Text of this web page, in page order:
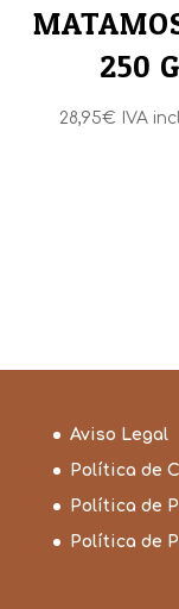
250 G
28,95€ IVA
Aviso Legal
Política de
Política de
Política de